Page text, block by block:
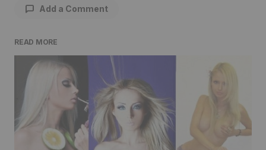
Add a Comment
Il tuo indirizzo email non sarà pubblicato.
campi obbligatori sono contrassegnati
Comment
READ MORE